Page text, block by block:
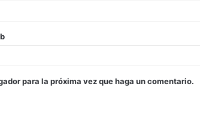
para la próxima vez que haga un comentario.